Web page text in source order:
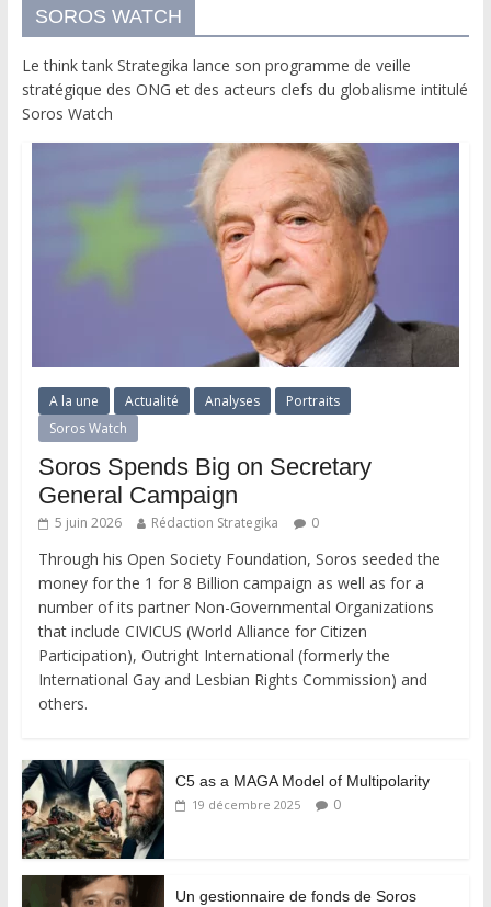
SOROS WATCH
Le think tank Strategika lance son programme de veille
stratégique des ONG et des acteurs clefs du globalisme intitulé
Soros Watch
A la une Actualité Analyses
Portraits
Soros Watch
Soros Spends Big on Secretary
General Campaign
5 juin 2026 Rédaction Strategika 0
Through his Open Society Foundation, Soros seeded the
money for the 1 for 8 Billion campaign as well as for a
number of its partner Non-Governmental Organizations
that include CIVICUS (World Alliance for Citizen
Participation), Outright International (formerly the
International Gay and Lesbian Rights Commission) and
others.
C5 as a MAGA Model of Multipolarity
19 décembre 2025 0
Un gestionnaire de fonds de Soros